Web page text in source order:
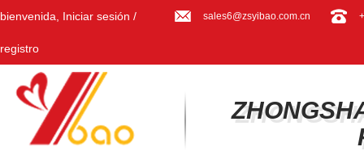
bienvenida, Iniciar sesión /
registro
sales6@zsyibao.com.cn